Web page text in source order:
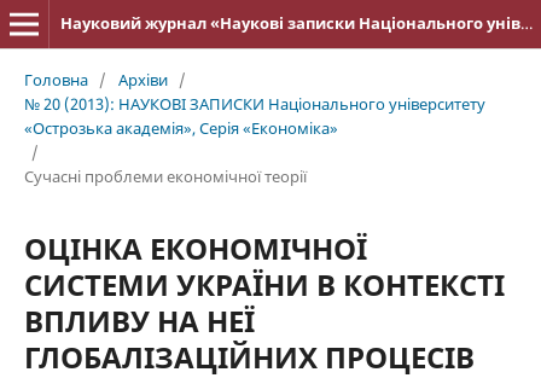
Науковий журнал «Наукові записки Національного університету «Острозька академія»: серія «Економіка»
Головна / Архіви /
№ 20 (2013): НАУКОВІ ЗАПИСКИ Національного університету
«Острозька акаде­мія», Серія «Економіка»
/
Cучасні проблеми економічної теорії
ОЦІНКА ЕКОНОМІЧНОЇ
СИСТЕМИ УКРАЇНИ В КОНТЕКСТІ
ВПЛИВУ НА НЕЇ
ГЛОБАЛІЗАЦІЙНИХ ПРОЦЕСІВ